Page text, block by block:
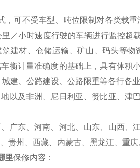
，可不受车型、吨位限制对各类载
／小时速度行驶的车辆进行监控
建材、仓储运输、矿山、码头等
衡计量准确度的基础上，具有体积
建、公路建设、公路限重等各行各
以及非洲、尼日利亚、赞比亚、津
广东、河南、河北、山东、山西、
贵州、西藏、内蒙古、黑龙江、重庆
里保修内容：